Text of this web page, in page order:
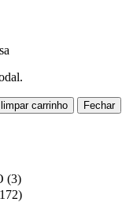
carrinho Fechar
(3)